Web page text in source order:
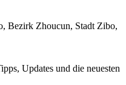
Bezirk Zhoucun, Stadt Zibo,
Updates und die neuesten